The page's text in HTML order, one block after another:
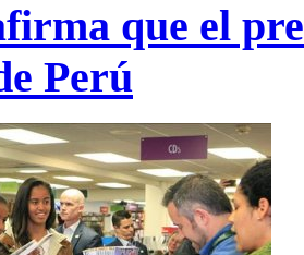
que el
Perú